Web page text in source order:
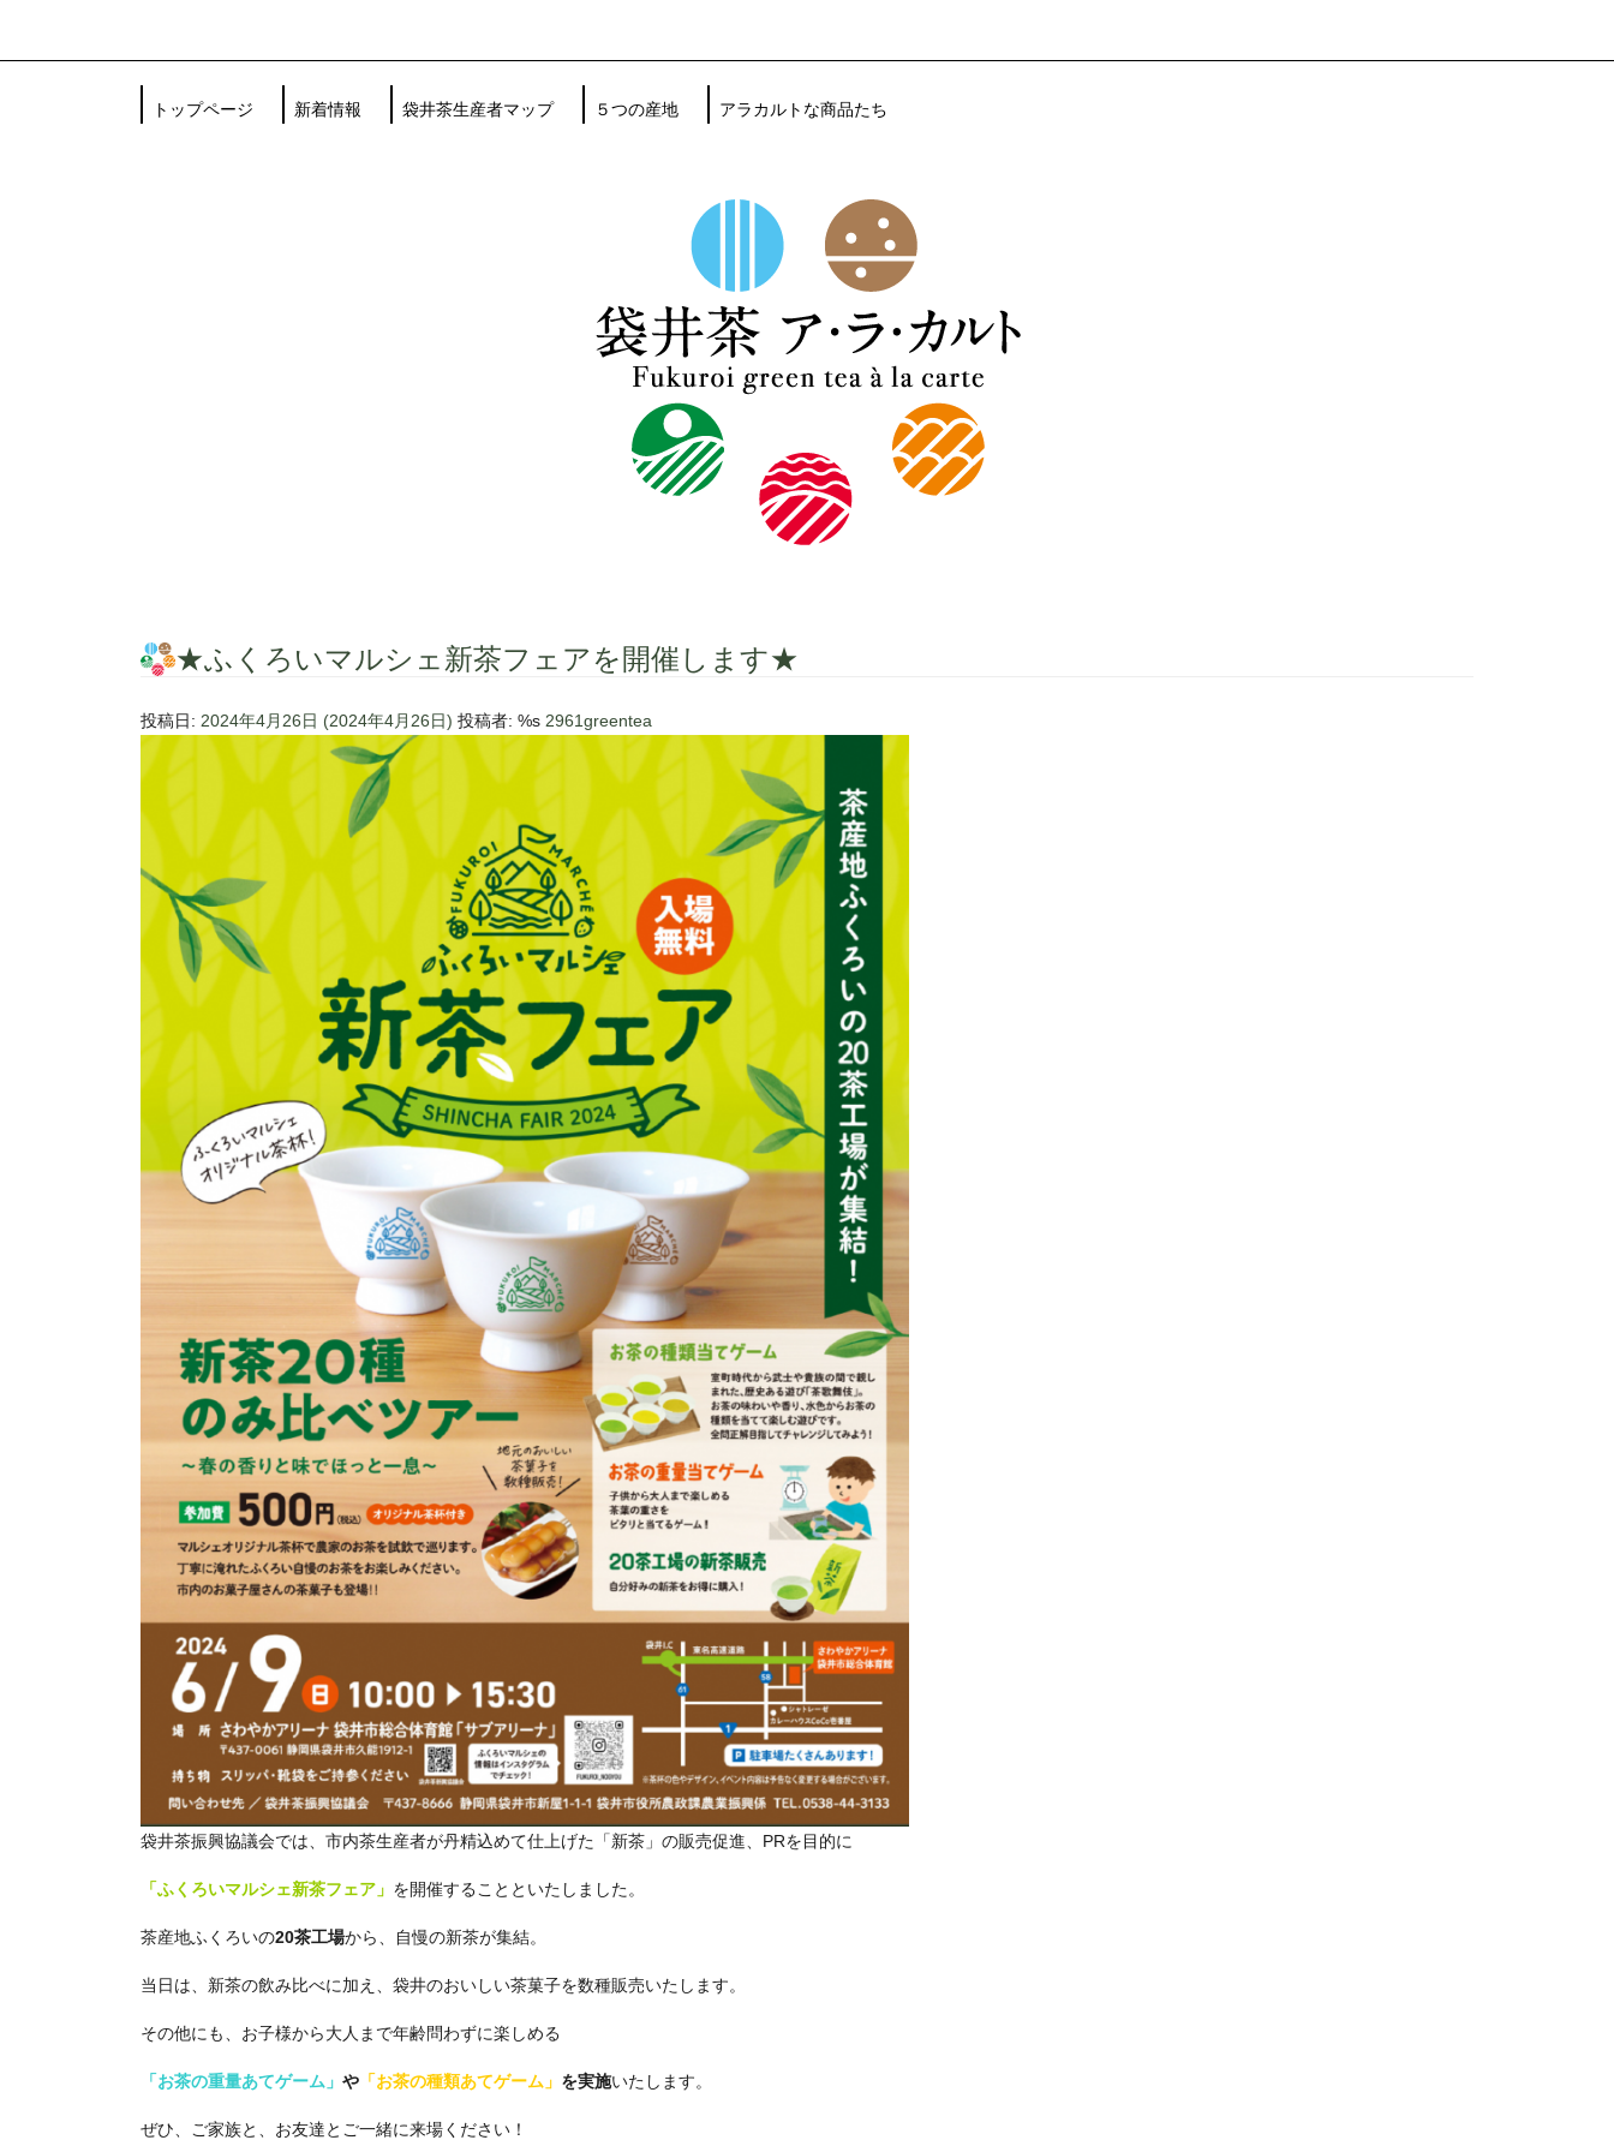
トップページ 新着情報 袋井茶生産者マップ ５つの産地 アラカルトな商品たち
★ふくろいマルシェ新茶フェアを開催します★
投稿日: 2024年4月26日 (2024年4月26日) 投稿者: %s 2961greentea
袋井茶振興協議会では、市内茶生産者が丹精込めて仕上げた「新茶」の販売促進、PRを目的に
「ふくろいマルシェ新茶フェア」 を開催することといたしました。
茶産地ふくろいの20茶工場から、自慢の新茶が集結。
当日は、新茶の飲み比べに加え、袋井のおいしい茶菓子を数種販売いたします。
その他にも、お子様から大人まで年齢問わずに楽しめる
「お茶の重量あてゲーム」 や 「お茶の種類あてゲーム」 を実施いたします。
ぜひ、ご家族と、お友達とご一緒に来場ください！